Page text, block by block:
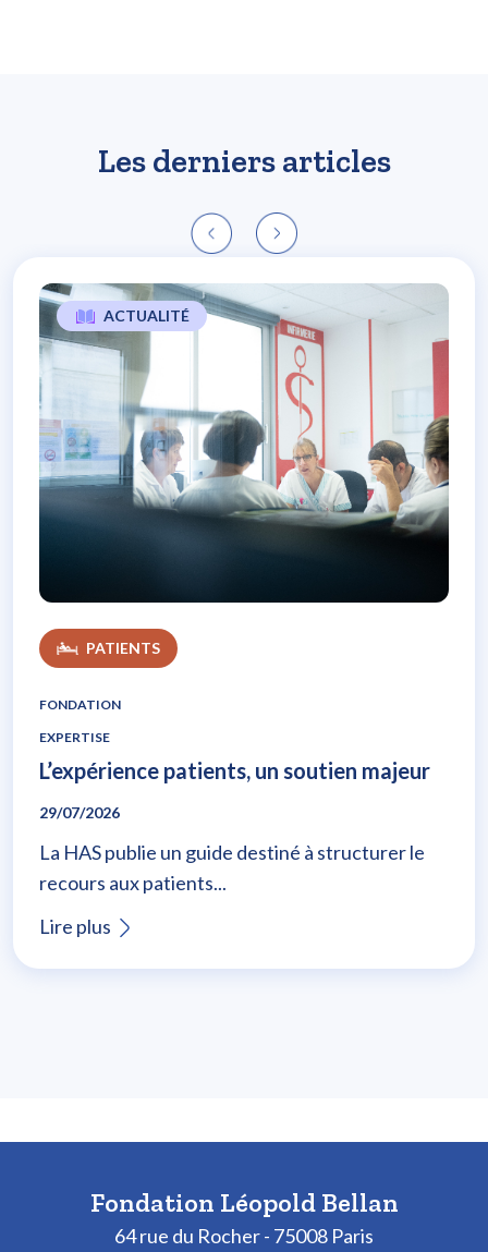
Les derniers articles
ACTUALITÉ
PATIENTS
FONDATION
EXPERTISE
L’expérience patients, un soutien majeur
29/07/2026
La HAS publie un guide destiné à structurer le
recours aux patients...
Lire plus
Fondation Léopold Bellan
64 rue du Rocher - 75008 Paris